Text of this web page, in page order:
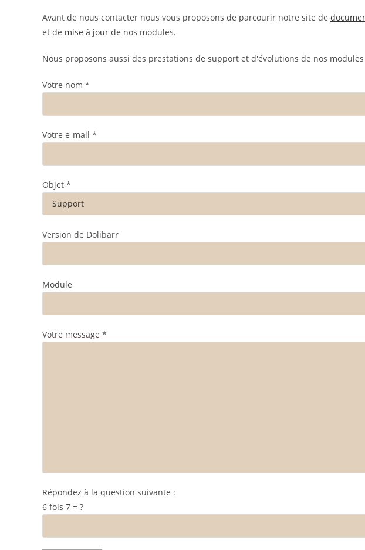
Avant de nous contacter nous vous proposons de parcourir notre site de
et de mise à jour de nos modules.
Nous proposons aussi des prestations de support et d'évolutions de nos modules
Votre nom *
Votre e-mail *
Objet *
Version de Dolibarr
Module
Votre message *
Répondez à la question suivante :
6 fois 7 = ?